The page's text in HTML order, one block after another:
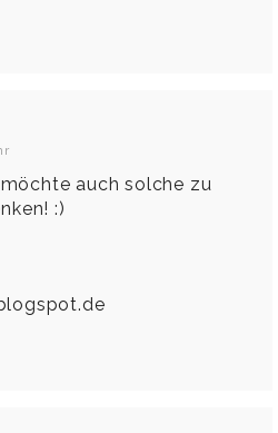
auch solche zu
:)